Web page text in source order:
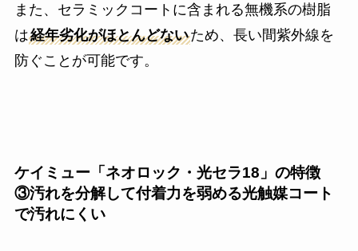
また、セラミックコートに含まれる無機系の樹脂
は経年劣化がほとんどないため、長い間紫外線を
防ぐことが可能です。
ケイミュー「ネオロック・光セラ18」の特徴
③汚れを分解して付着力を弱める光触媒コート
で汚れにくい